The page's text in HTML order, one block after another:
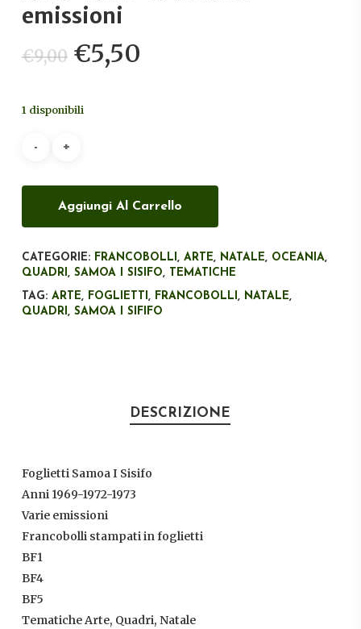
emissioni
€9,00 Il
prezzo
originale
€5,50
1 disponibili
Aggiungi Al Carrello
CATEGORIE: FRANCOBOLLI, ARTE, NATALE, OCEANIA,
QUADRI, SAMOA I SISIFO, TEMATICHE
TAG: ARTE, FOGLIETTI, FRANCOBOLLI, NATALE,
QUADRI, SAMOA I SIFIFO
DESCRIZIONE
Foglietti Samoa I Sisifo
Anni 1969-1972-1973
Varie emissioni
Francobolli stampati in foglietti
BF1
BF4
BF5
Tematiche Arte, Quadri, Natale